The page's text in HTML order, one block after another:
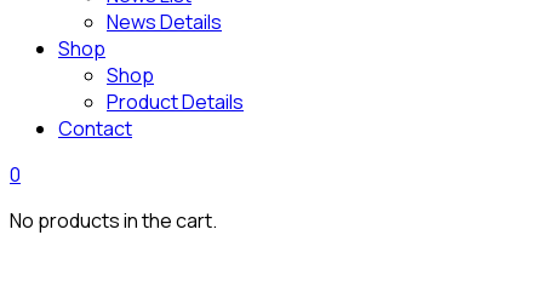
News Details
Shop
Shop
Product Details
Contact
0
No products in the cart.